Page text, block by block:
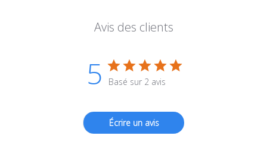
Avis des clients
5 Basé sur 2 avis
Écrire un avis